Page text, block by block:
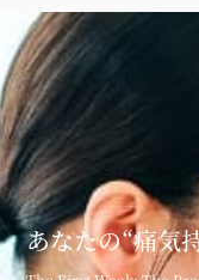
あなたの“痛気